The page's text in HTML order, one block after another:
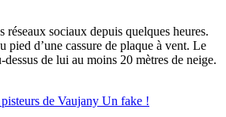
sociaux depuis quelques heures.
pied d’une cassure de plaque à vent. Le
de lui au moins 20 mètres de neige.